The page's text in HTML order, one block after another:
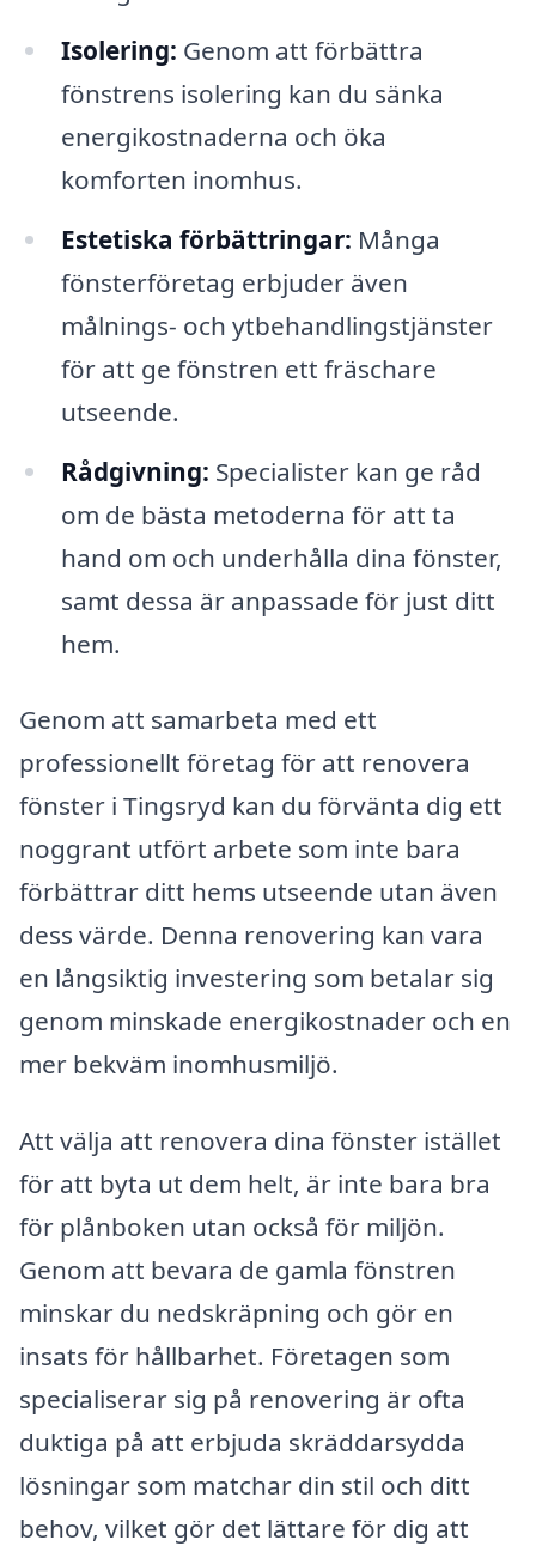
Isolering: Genom att förbättra
fönstrens isolering kan du sänka
energikostnaderna och öka
komforten inomhus.
Estetiska förbättringar: Många
fönsterföretag erbjuder även
målnings- och ytbehandlingstjänster
för att ge fönstren ett fräschare
utseende.
Rådgivning: Specialister kan ge råd
om de bästa metoderna för att ta
hand om och underhålla dina fönster,
samt dessa är anpassade för just ditt
hem.
Genom att samarbeta med ett
professionellt företag för att renovera
fönster i Tingsryd kan du förvänta dig ett
noggrant utfört arbete som inte bara
förbättrar ditt hems utseende utan även
dess värde. Denna renovering kan vara
en långsiktig investering som betalar sig
genom minskade energikostnader och en
mer bekväm inomhusmiljö.
Att välja att renovera dina fönster istället
för att byta ut dem helt, är inte bara bra
för plånboken utan också för miljön.
Genom att bevara de gamla fönstren
minskar du nedskräpning och gör en
insats för hållbarhet. Företagen som
specialiserar sig på renovering är ofta
duktiga på att erbjuda skräddarsydda
lösningar som matchar din stil och ditt
behov, vilket gör det lättare för dig att